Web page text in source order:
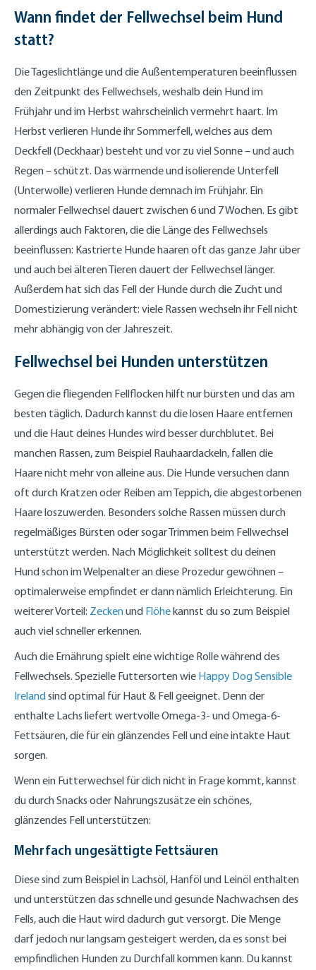
Wann findet der Fellwechsel beim Hund
statt?
Die Tageslichtlänge und die Außentemperaturen beeinflussen
den Zeitpunkt des Fellwechsels, weshalb dein Hund im
Frühjahr und im Herbst wahrscheinlich vermehrt haart. Im
Herbst verlieren Hunde ihr Sommerfell, welches aus dem
Deckfell (Deckhaar) besteht und vor zu viel Sonne – und auch
Regen – schützt. Das wärmende und isolierende Unterfell
(Unterwolle) verlieren Hunde demnach im Frühjahr. Ein
normaler Fellwechsel dauert zwischen 6 und 7 Wochen. Es gibt
allerdings auch Faktoren, die die Länge des Fellwechsels
beeinflussen: Kastrierte Hunde haaren oft das ganze Jahr über
und auch bei älteren Tieren dauert der Fellwechsel länger.
Außerdem hat sich das Fell der Hunde durch die Zucht und
Domestizierung verändert: viele Rassen wechseln ihr Fell nicht
mehr abhängig von der Jahreszeit.
Fellwechsel bei Hunden unterstützen
Gegen die fliegenden Fellflocken hilft nur bürsten und das am
besten täglich. Dadurch kannst du die losen Haare entfernen
und die Haut deines Hundes wird besser durchblutet. Bei
manchen Rassen, zum Beispiel Rauhaardackeln, fallen die
Haare nicht mehr von alleine aus. Die Hunde versuchen dann
oft durch Kratzen oder Reiben am Teppich, die abgestorbenen
Haare loszuwerden. Besonders solche Rassen müssen durch
regelmäßiges Bürsten oder sogar Trimmen beim Fellwechsel
unterstützt werden. Nach Möglichkeit solltest du deinen
Hund schon im Welpenalter an diese Prozedur gewöhnen –
optimalerweise empfindet er dann nämlich Erleichterung. Ein
weiterer Vorteil: Zeckenund Flöhekannst du so zum Beispiel
auch viel schneller erkennen.
Auch die Ernährung spielt eine wichtige Rolle während des
Fellwechsels. Spezielle Futtersorten wie Happy Dog Sensible
Irelandsindoptimal für Haut & Fell geeignet. Denn der
enthalte Lachs liefert wertvolle Omega-3- und Omega-6-
Fettsäuren, die für ein glänzendes Fell und eine intakte Haut
sorgen.
Wenn ein Futterwechsel für dich nicht in Frage kommt, kannst
du durch Snacks oder Nahrungszusätze ein schönes,
glänzendes Fell unterstützen:
Mehrfach ungesättigte Fettsäuren
Diese sind zum Beispiel in Lachsöl, Hanföl und Leinöl enthalten
und unterstützen das schnelle und gesunde Nachwachsen des
Fells, auch die Haut wird dadurch gut versorgt. Die Menge
darf jedoch nur langsam gesteigert werden, da es sonst bei
empfindlichen Hunden zu Durchfall kommen kann. Du kannst